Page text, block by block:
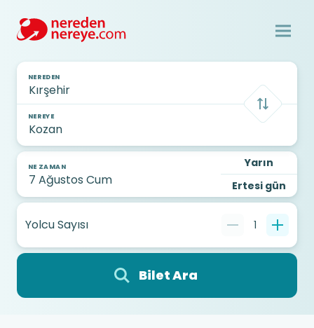
NEREDEN
NEREYE
NE ZAMAN
Yarın
Ertesi gün
Yolcu Sayısı 1
Bilet Ara